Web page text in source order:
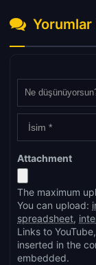
Yorumlar
Attachment
The maximum
You can upload:
spreadsheet,
Links to
inserted in the
embedded.